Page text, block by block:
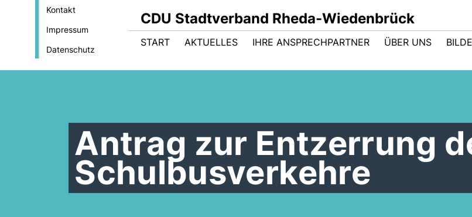
Kontakt
Impressum
Datenschutz
CDU Stadtverband Rheda-Wiedenbrück
START AKTUELLES IHRE ANSPRECHPARTNER ÜBER UNS
Antrag zur Entzerrung
Schulbusverkehre